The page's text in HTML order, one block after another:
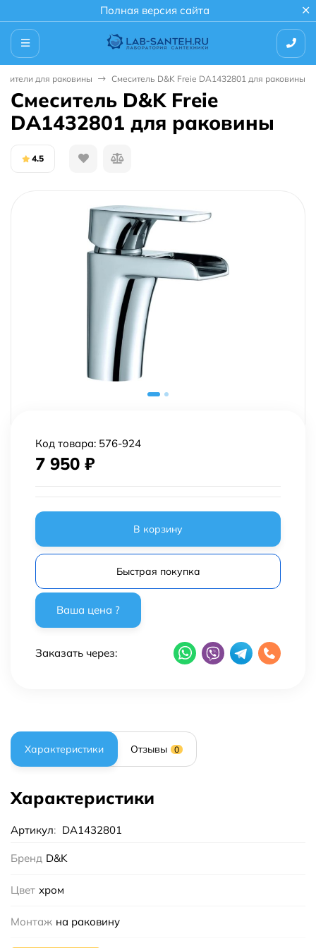
Полная версия сайта
для раковины Смеситель D&K Freie DA1432801 для раковины
Смеситель D&K Freie
DA1432801 для раковины
4.5
Код товара: 576-924
7 950 ₽
В корзину
Быстрая покупка
Заказать через:
Характеристики Отзывы 0
Характеристики
Артикул: DA1432801
Бренд D&K
Цвет хром
Монтаж на раковину